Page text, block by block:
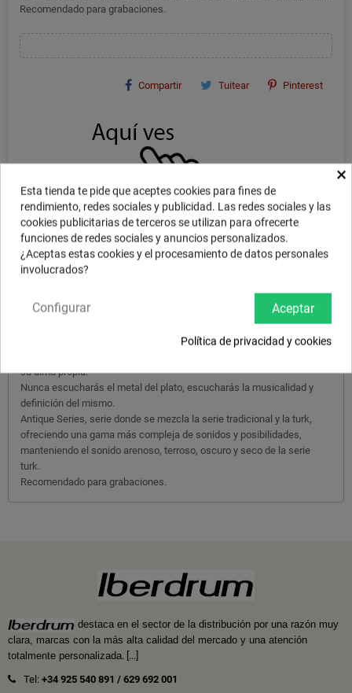
Recomendado para grabaciones.
Compartir Tuitear Pinterest
DESCRIPCIÓN
Platos fabricados como la tradición turca manda, con aleación B20
su alma propia.
Nunca escucharás el metal del plato, escucharás la musicalidad y
definición del mismo.
Antique Series, serie donde se mezcla la serie tradicional y la turk,
ofreciendo una gama más compleja de sonidos y posibilidades,
manteniendo el sonido arenoso, terroso, oscuro y seco de la serie
turk.
Recomendado para grabaciones.
destaca en el sector de la distribución por una razón muy
clara, marcas con la más alta calidad del mercado y una atención
totalmente personalizada. [...]
Tel: +34 925 540 891 / 629 692 001
×
Esta tienda te pide que aceptes cookies para fines de
rendimiento, redes sociales y publicidad. Las redes sociales y las
cookies publicitarias de terceros se utilizan para ofrecerte
funciones de redes sociales y anuncios personalizados.
¿Aceptas estas cookies y el procesamiento de datos personales
involucrados?
Aceptar
Configurar
Política de privacidad y cookies